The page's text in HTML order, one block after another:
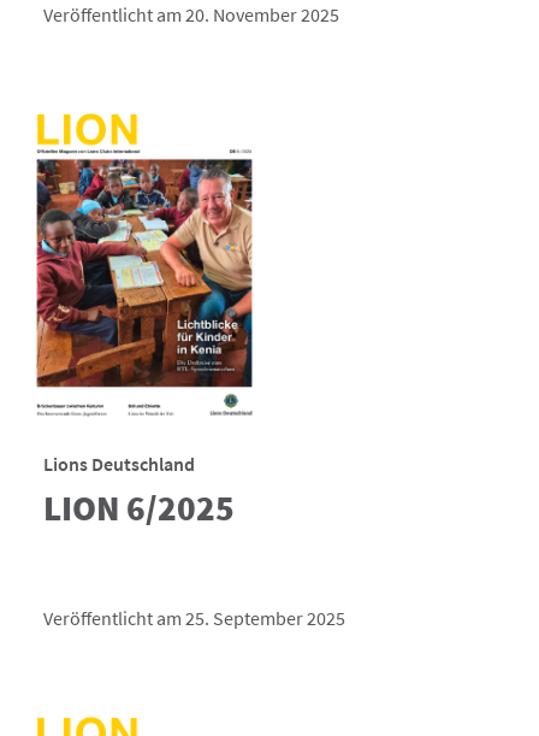
Veröffentlicht am 20. November 2025
Lions Deutschland
LION 6/2025
Veröffentlicht am 25. September 2025